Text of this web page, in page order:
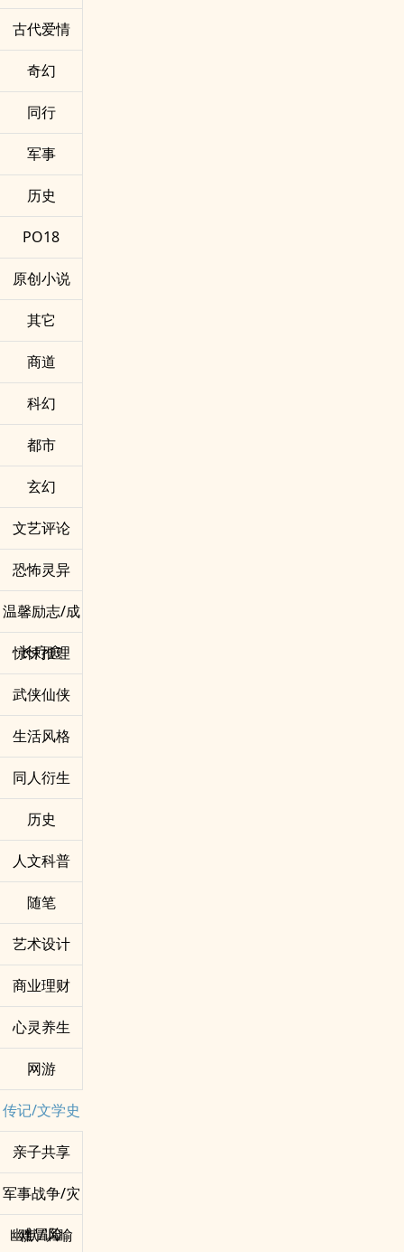
古代爱情
奇幻
同行
军事
历史
PO18
原创小说
其它
商道
科幻
都市
玄幻
文艺评论
恐怖灵异
温馨励志/成
长疗愈
惊悚推理
武侠仙侠
生活风格
同人衍生
历史
人文科普
随笔
艺术设计
商业理财
心灵养生
网游
传记/文学史
亲子共享
军事战争/灾
难冒险
幽默/讽喻